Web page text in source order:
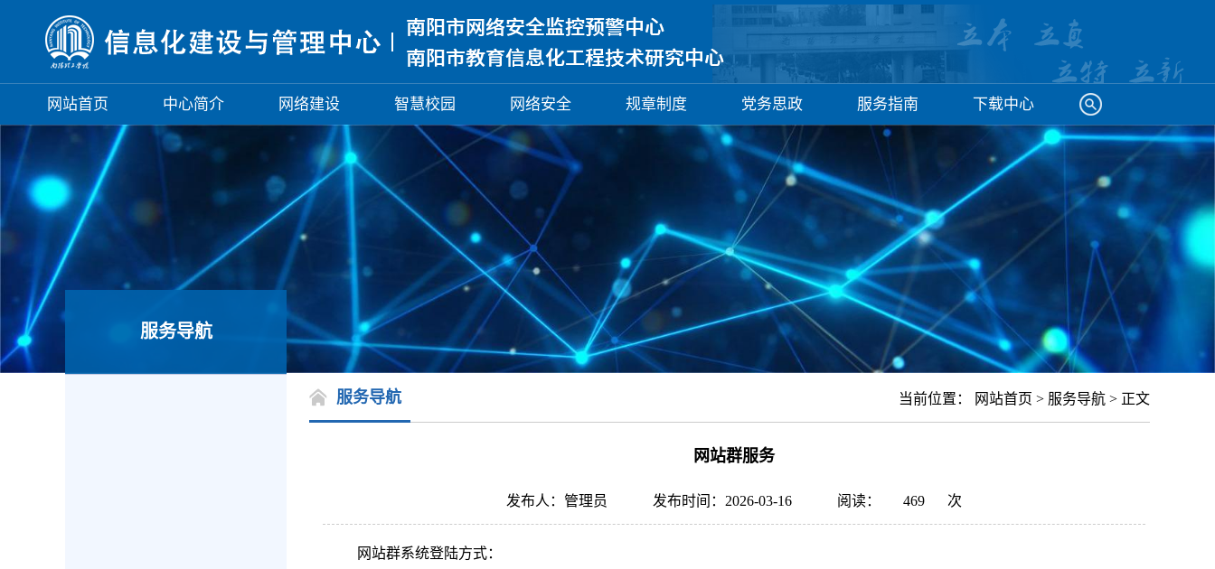
网站首页 中心简介 网络建设 智慧校园 网络安全 规章制度 党务思政 服务指南 下载中心
服务导航
当前位置： 网站首页 > 服务导航 > 正文
服务导航
网站群服务
发布人：管理员 发布时间：2026-03-16 阅读： 469 次
网站群系统登陆方式：